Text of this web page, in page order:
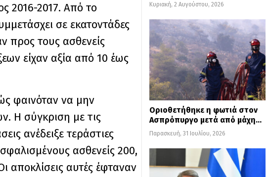
2016-2017. Από το
σε εκατοντάδες
προς τους ασθενείς
είχαν αξία από 10 έως
φαινόταν να μην
Η σύγκριση με τις
ανέδειξε τεράστιες
ασθενείς 200,
αυτές έφταναν
Κυριακή, 2 Αυγούστου, 2026
Οριοθετήθηκε η φωτιά στον
Ασπρόπυργο μετά από μάχη…
Παρασκευή, 31 Ιουλίου, 2026